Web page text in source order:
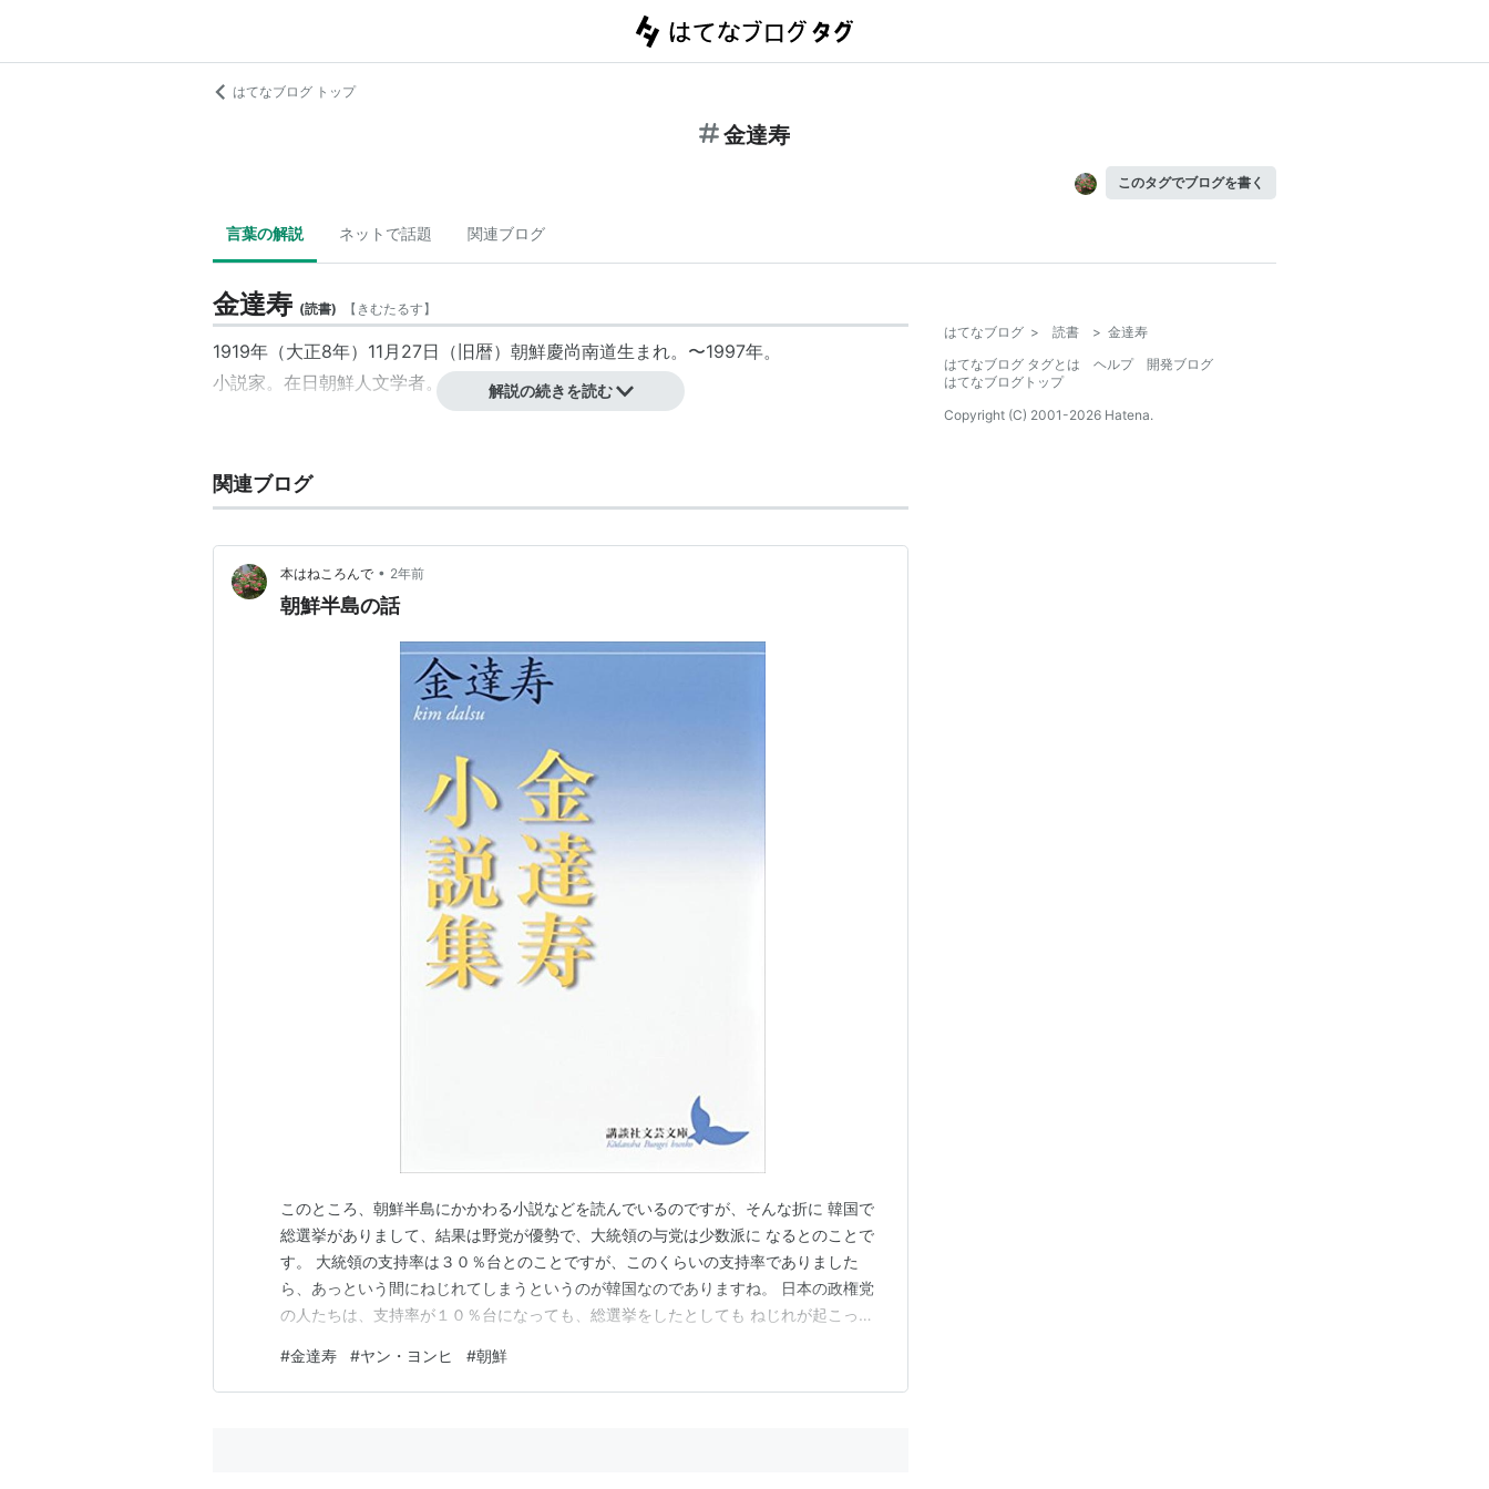
はてなブログ トップ
金達寿
このタグでブログを書く
言葉の解説 ネットで話題 関連ブログ
金達寿 (読書) 【 きむたるす】
1919年（大正8年）11月27日（旧暦）朝鮮慶尚南道生まれ。〜1997年。
小説家。在日朝鮮人文学者。10歳で来日。解説の続きを読む
関連ブログ
本はねころんで • 2年前
朝鮮半島の話
このところ、朝鮮半島にかかわる小説などを読んでいるのですが、そんな折に 韓国で
総選挙がありまして、結果は野党が優勢で、大統領の与党は少数派に なるとのことで
す。 大統領の支持率は３０％台とのことですが、このくらいの支持率でありました
ら、あっという間にねじれてしまうというのが韓国なのでありますね。 日本の政権党
の人たちは、支持率が１０％台になっても、総選挙をしたとしても ねじれが起こった
て、怒らなくなっているのかもしれません。 韓国の保守と革新では、かっての日本統
治下でのあれこれの解決策に対して、 認識がことなるので…
#金達寿 #ヤン・ヨンヒ #朝鮮
はてなブログ > 読書 > 金達寿
はてなブログ タグとは
ヘルプ
開発ブログ
はてなブログトップ
Copyright (C) 2001-2026 Hatena.